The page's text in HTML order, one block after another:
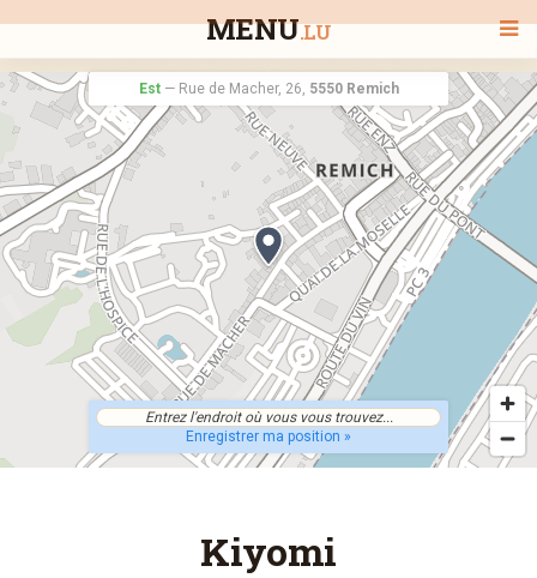
MENU.LU
BIENVENUE
TOUS LES RESTAURANTS
RECHERCHER UN RESTAURANT
Est —Rue de Macher, 26, 5550 Remich
Enregistrer ma position »
Kiyomi